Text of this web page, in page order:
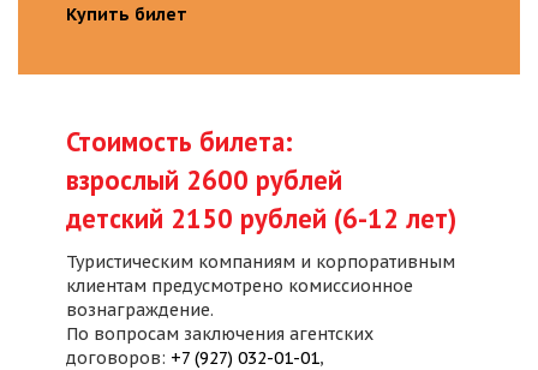
Купить билет
Стоимость билета:
взрослый 2600 рублей
детский 2150 рублей (6-12 лет)
Туристическим компаниям и корпоративным
клиентам предусмотрено комиссионное
вознаграждение.
По вопросам заключения агентских
договоров: +7 (927) 032-01-01,